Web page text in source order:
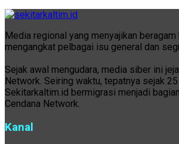
Media regional yang menyajikan beragam
mengangkat pelbagai isu general dan
Sejak awal mengudara, media siber ini
Network. Seiring waktu, tepatnya sejak
Sekitarkaltim.id bermigrasi menjadi
Cendana Network.
Kanal